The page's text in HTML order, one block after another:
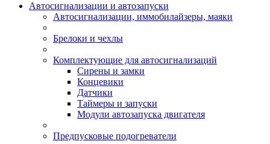
Автосигнализации и автозапуски
Автосигнализации, иммобилайзеры, маяки
Брелоки и чехлы
Комплектующие для автосигнализаций
Сирены и замки
Концевики
Датчики
Таймеры и запуски
Модули автозапуска двигателя
Предпусковые подогреватели